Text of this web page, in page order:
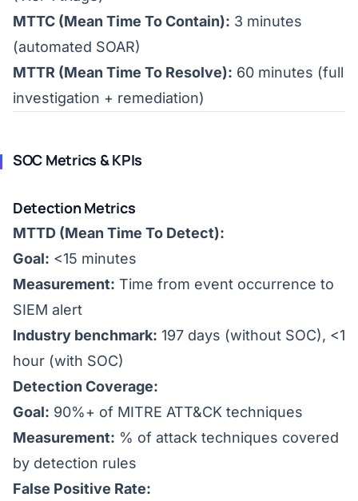
MTTC (Mean Time To Contain): 3 minutes
(automated SOAR)
MTTR (Mean Time To Resolve): 60 minutes (full
investigation + remediation)
SOC Metrics & KPIs
Detection Metrics
MTTD (Mean Time To Detect):
Goal: <15 minutes
Measurement: Time from event occurrence to
SIEM alert
Industry benchmark: 197 days (without SOC), <1
hour (with SOC)
Detection Coverage:
Goal: 90%+ of MITRE ATT&CK techniques
Measurement: % of attack techniques covered
by detection rules
False Positive Rate: